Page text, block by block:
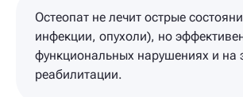
Остеопат не лечит острые
инфекции, опухоли), но
функциональных нарушениях и на
реабилитации.